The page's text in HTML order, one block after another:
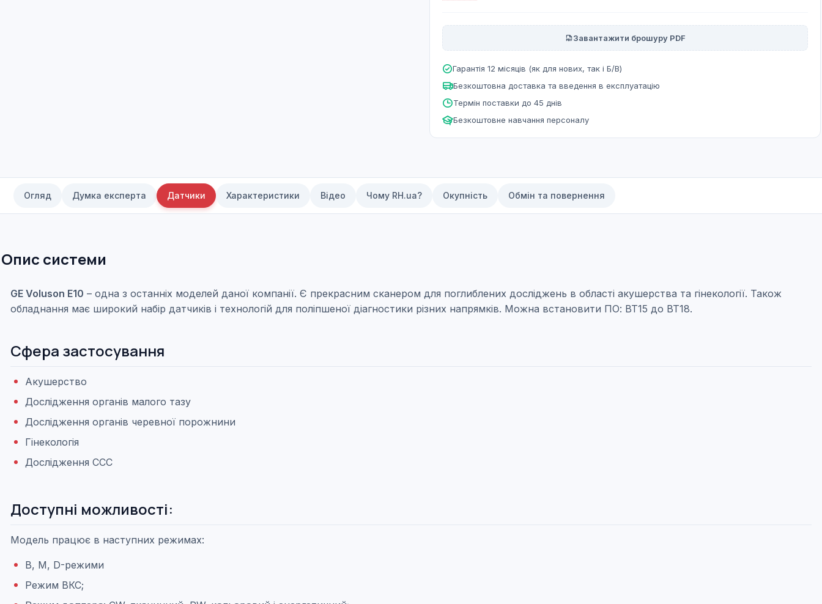
Завантажити брошуру PDF
Гарантія 12 місяців (як для нових, так і Б/В)
Безкоштовна доставка та введення в експлуатацію
Термін поставки до 45 днів
Безкоштовне навчання персоналу
Огляд Думка експерта Датчики Характеристики Відео Чому RH.ua? Окупність Обмін та повернення
Опис системи
GE Voluson E10 – одна з останніх моделей даної компанії. Є прекрасним сканером для поглиблених досліджень в області акушерства та гінекології. Також
обладнання має широкий набір датчиків і технологій для поліпшеної діагностики різних напрямків. Можна встановити ПО: BT15 до BT18.
Сфера застосування
Акушерство
Дослідження органів малого тазу
Дослідження органів черевної порожнини
Гінекологія
Дослідження ССС
Доступні можливості:
Модель працює в наступних режимах:
B, M, D-режими
Режим ВКС;